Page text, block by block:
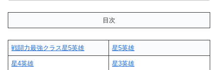
目次
戦闘力最強クラス星5英雄 星5英雄
星4英雄 星3英雄